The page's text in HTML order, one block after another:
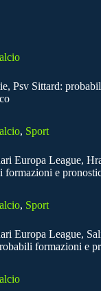
Psv Sittard:
, Sport
Europa League,
formazioni e
, Sport
Europa League,
formazioni e